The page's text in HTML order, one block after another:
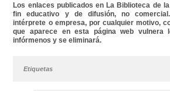
Los enlaces publicados en La Biblioteca de
fin educativo y de difusión, no
intérprete o empresa, por cualquier motivo,
que aparece en esta página web vulnera
infórmenos y se eliminará.
Etiquetas